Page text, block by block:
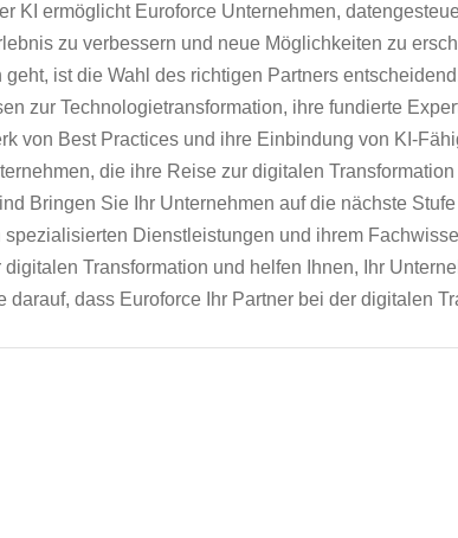
KI ermöglicht Euroforce Unternehmen,
zu verbessern und neue Möglichkeiten zu
ist die Wahl des richtigen Partners
zur Technologietransformation, ihre fundierte
von Best Practices und ihre Einbindung von KI-
die ihre Reise zur digitalen
Bringen Sie Ihr Unternehmen auf die nächste
spezialisierten Dienstleistungen und ihrem
Transformation und helfen Ihnen, Ihr
darauf, dass Euroforce Ihr Partner bei der digitalen